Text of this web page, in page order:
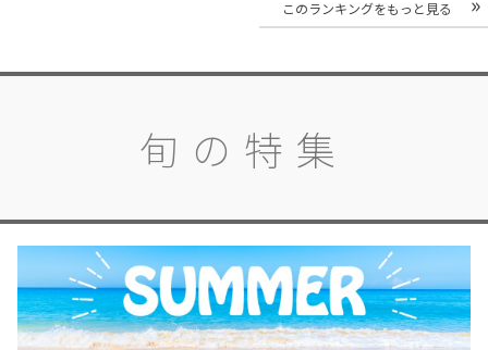
このランキングをもっと見る
旬の特集